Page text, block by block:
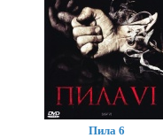
Пила 6